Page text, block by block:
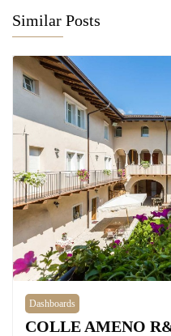
Similar Posts
Dashboards
COLLE AMENO